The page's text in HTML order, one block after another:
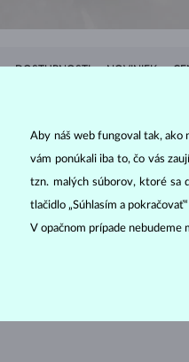
DOSTUPNOSTI NOVINIEK
Drahokam
DIAMANT ČIERNY
Aby náš web fungoval tak, ako
vám ponúkali iba to, čo vás
tzn. malých súborov, ktoré sa
tlačidlo „Súhlasím a
V opačnom prípade